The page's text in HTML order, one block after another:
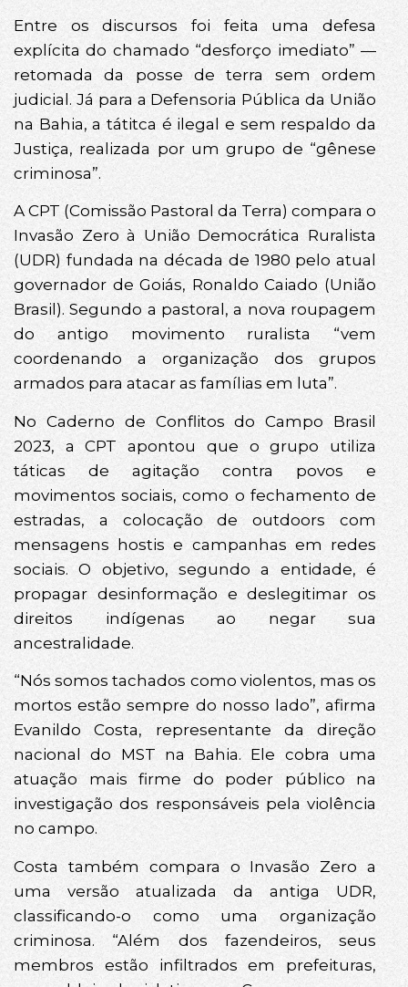
Entre os discursos foi feita uma defesa
explícita do chamado “desforço imediato” —
retomada da posse de terra sem ordem
judicial. Já para a Defensoria Pública da União
na Bahia, a tátitca é ilegal e sem respaldo da
Justiça, realizada por um grupo de “gênese
criminosa”.
A CPT (Comissão Pastoral da Terra) compara o
Invasão Zero à União Democrática Ruralista
(UDR) fundada na década de 1980 pelo atual
governador de Goiás, Ronaldo Caiado (União
Brasil). Segundo a pastoral, a nova roupagem
do antigo movimento ruralista “vem
coordenando a organização dos grupos
armados para atacar as famílias em luta”.
No Caderno de Conflitos do Campo Brasil
2023, a CPT apontou que o grupo utiliza
táticas de agitação contra povos e
movimentos sociais, como o fechamento de
estradas, a colocação de outdoors com
mensagens hostis e campanhas em redes
sociais. O objetivo, segundo a entidade, é
propagar desinformação e deslegitimar os
direitos indígenas ao negar sua
ancestralidade.
“Nós somos tachados como violentos, mas os
mortos estão sempre do nosso lado”, afirma
Evanildo Costa, representante da direção
nacional do MST na Bahia. Ele cobra uma
atuação mais firme do poder público na
investigação dos responsáveis pela violência
no campo.
Costa também compara o Invasão Zero a
uma versão atualizada da antiga UDR,
classificando-o como uma organização
criminosa. “Além dos fazendeiros, seus
membros estão infiltrados em prefeituras,